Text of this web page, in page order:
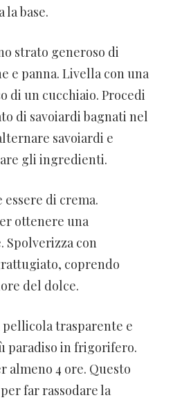
base.
strato generoso di
e panna. Livella con una
di un cucchiaio. Procedi
di savoiardi bagnati nel
savoiardi e
gli ingredienti.
di crema.
ottenere una
Spolverizza con
coprendo
del dolce.
trasparente e
paradiso in frigorifero.
almeno 4 ore. Questo
far rassodare la